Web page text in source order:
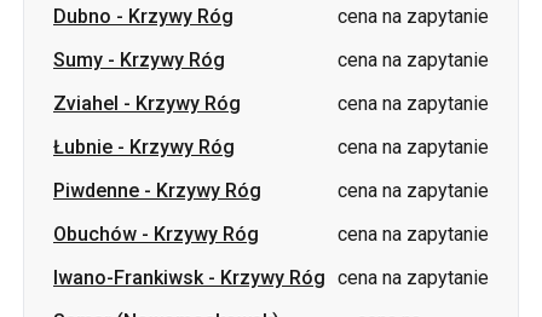
Łubnie-Krzywy Róg
cena na zapytanie
Piwdenne-Krzywy Róg
cena na zapytanie
Obuchów-Krzywy Róg
cena na zapytanie
Iwano-Frankiwsk-Krzywy Róg
cena na zapytanie
Samar (Nowomoskowsk)
cena na